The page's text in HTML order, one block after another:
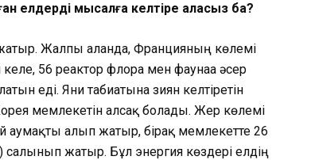
елдерді мысалға келтіре аласыз ба?
Жалпы алғанда, Францияның көлемі
келе, 56 реактор флора мен фаунаға әсер
еді. Яғни табиғатына зиян келтіретін
мемлекетін алсақ болады. Жер көлемі
алып жатыр, бірақ мемлекетте 26
салынып жатыр. Бұл энергия көздері елдің